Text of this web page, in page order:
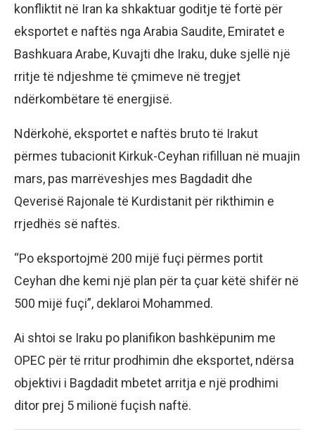
konfliktit në Iran ka shkaktuar goditje të fortë për
eksportet e naftës nga Arabia Saudite, Emiratet e
Bashkuara Arabe, Kuvajti dhe Iraku, duke sjellë një
rritje të ndjeshme të çmimeve në tregjet
ndërkombëtare të energjisë.
Ndërkohë, eksportet e naftës bruto të Irakut
përmes tubacionit Kirkuk-Ceyhan rifilluan në muajin
mars, pas marrëveshjes mes Bagdadit dhe
Qeverisë Rajonale të Kurdistanit për rikthimin e
rrjedhës së naftës.
“Po eksportojmë 200 mijë fuçi përmes portit
Ceyhan dhe kemi një plan për ta çuar këtë shifër në
500 mijë fuçi”, deklaroi Mohammed.
Ai shtoi se Iraku po planifikon bashkëpunim me
OPEC për të rritur prodhimin dhe eksportet, ndërsa
objektivi i Bagdadit mbetet arritja e një prodhimi
ditor prej 5 milionë fuçish naftë.